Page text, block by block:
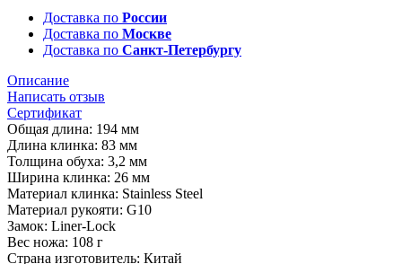
Доставка по России
Доставка по Москве
Доставка по Санкт-Петербургу
Описание
Написать отзыв
Сертификат
Общая длина: 194 мм
Длина клинка: 83 мм
Толщина обуха: 3,2 мм
Ширина клинка: 26 мм
Материал клинка: Stainless Steel
Материал рукояти: G10
Замок: Liner-Lock
Вес ножа: 108 г
Страна изготовитель: Китай